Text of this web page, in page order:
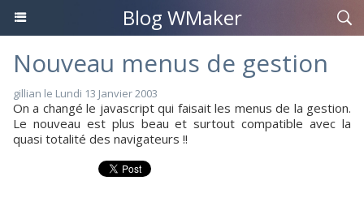
Blog WMaker
Nouveau menus de gestion
gillian le Lundi 13 Janvier 2003
On a changé le javascript qui faisait les menus de la gestion.
Le nouveau est plus beau et surtout compatible avec la
quasi totalité des navigateurs !!